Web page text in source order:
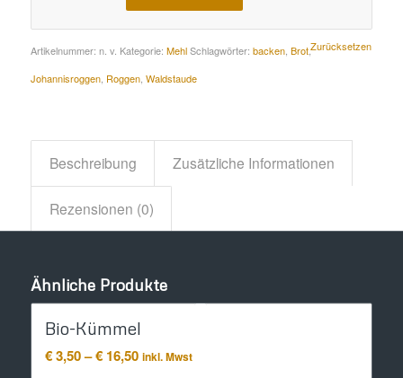
Zurücksetzen
Alternative:
Artikelnummer: n. v. Kategorie: Mehl Schlagwörter: backen, Brot,
Johannisroggen, Roggen, Waldstaude
Beschreibung Zusätzliche Informationen
Rezensionen (0)
Ähnliche Produkte
Bio-Kümmel
€3,50–€16,50Preisspanne:
inkl. Mwst